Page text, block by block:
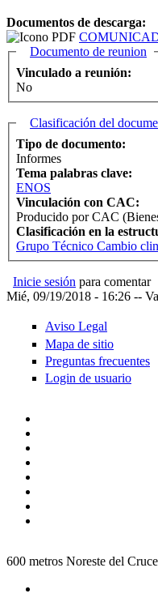
Documentos de descarga:
Ocultar
Documento de reunion
Vinculado a reunión:
No
Ocultar
Clasificación del
Tipo de documento:
Informes
Tema palabras clave:
ENOS
Vinculación con CAC:
Producido por CAC
Clasificación en la
Grupo Técnico Cambio
Inicie sesión para comentar
Mié, 09/19/2018 - 16:26 --
Aviso Legal
Mapa de sitio
Preguntas frecuentes
Login de usuario
600 metros Noreste del